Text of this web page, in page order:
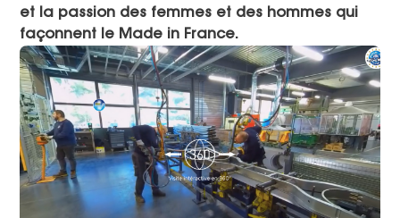
et la passion des femmes et des hommes qui
façonnent le Made in France.